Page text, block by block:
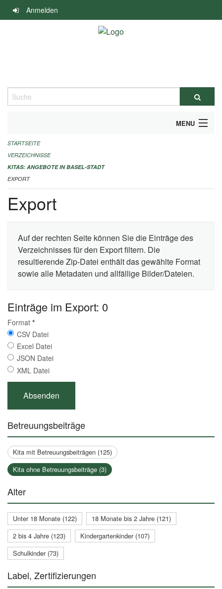
Navigation
überspringen
Anmelden
Suche
MENU
ALLGEMEINE INFORMATIONEN
IMPRESSUM
STARTSEITE
VERZEICHNISSE
KITAS: ANGEBOTE IN BASEL-STADT
EXPORT
Export
Auf der rechten Seite können Sie die Einträge des
Verzeichnisses für den Export filtern. Die
resultierende Zip-Datei enthält das gewählte Format
sowie alle Metadaten und allfällige Bilder/Dateien.
Einträge im Export: 0
Format *
CSV Datei
Excel Datei
JSON Datei
XML Datei
Betreuungsbeiträge
Kita mit Betreuungsbeiträgen (125)
Kita ohne Betreuungsbeiträge (3)
Alter
Unter 18 Monate (122)
18 Monate bis 2 Jahre (121)
2 bis 4 Jahre (123)
Kindergartenkinder (107)
Schulkinder (73)
Label, Zertifizierungen